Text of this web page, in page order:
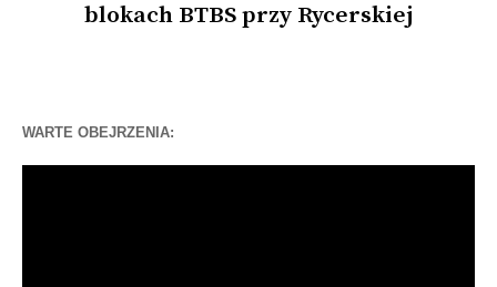
blokach BTBS przy Rycerskiej
WARTE OBEJRZENIA: